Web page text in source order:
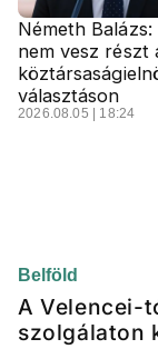
Németh Balázs:
nem vesz részt
választáson
2026.08.05 | 18:24
Belföld
A Velencei-
szolgálaton